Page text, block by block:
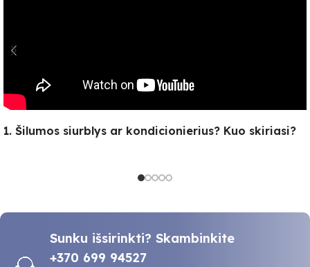
1. Šilumos siurblys ar kondicionierius? Kuo skiriasi?
Sunku išsirinkti? Skambinkite
+370 699 94527